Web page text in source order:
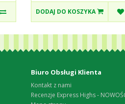
DODAJ DO KOSZYKA
Biuro Obsługi Klienta
Kontakt z nami
Recenzje Express Highs -